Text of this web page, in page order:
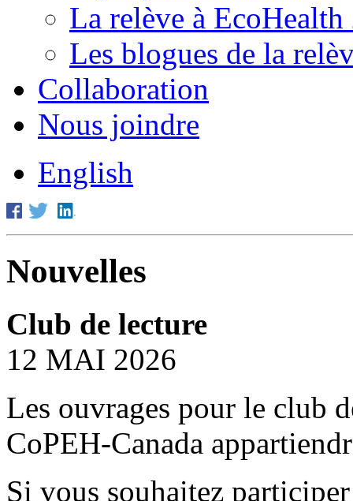
La relève à EcoHealth
Les blogues de la
Collaboration
Nous joindre
English
Nouvelles
Club de lecture
12 MAI 2026
Les ouvrages pour le club
CoPEH-Canada
Si vous souhaitez